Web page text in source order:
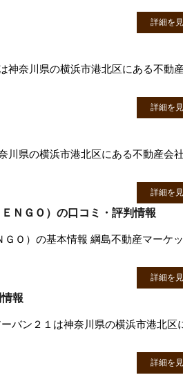
詳細を
神奈川県の横浜市港北区にある不動
詳細を
川県の横浜市港北区にある不動産会
詳細を
ＮＧＯ）の口コミ・評判情報
Ｏ）の基本情報 綱島不動産マーケ
詳細を
報
バン２１は神奈川県の横浜市港北区
詳細を